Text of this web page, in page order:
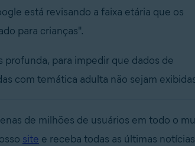
está revisando a faixa etária que os
para crianças".
profunda, para impedir que dados de
com temática adulta não sejam
de milhões de usuários em todo o
site e receba todas as últimas